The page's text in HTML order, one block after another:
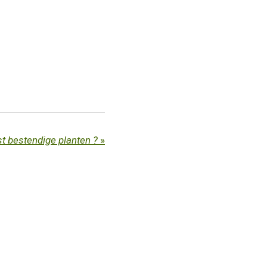
bestendige planten ? »